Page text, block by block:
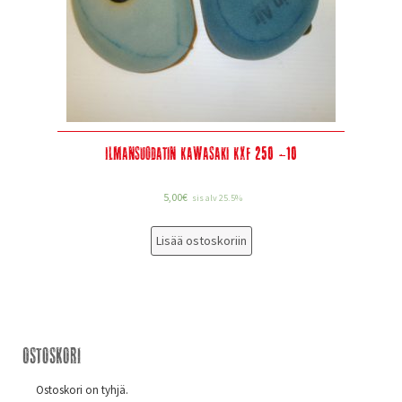
Ilmansuodatin Kawasaki KXF 250 -10
5,00€ sis alv 25.5%
Lisää ostoskoriin
Ostoskori
Ostoskori on tyhjä.